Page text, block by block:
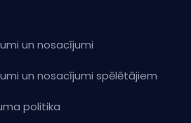
un nosacījumi
un nosacījumi spēlētājiem
politika